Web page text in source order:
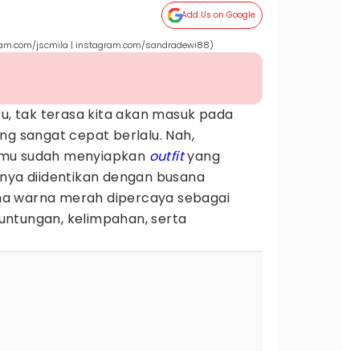
Add Us on Google
jscmila | instagram.com/sandradewi88)
tak terasa kita akan masuk pada
sangat cepat berlalu. Nah,
sudah menyiapkan outfityang
diidentikan dengan busana
warna merah dipercaya sebagai
kelimpahan, serta